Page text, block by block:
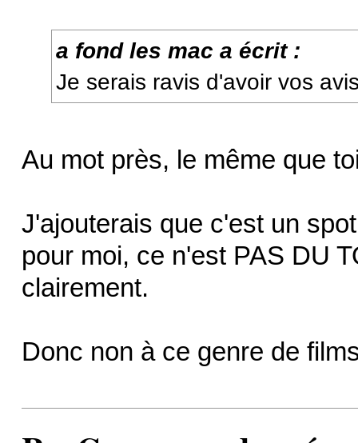
a fond les mac a écrit :
Je serais ravis d'avoir vos
Au mot près, le même que
J'ajouterais que c'est un
pour moi, ce n'est PAS DU
clairement.
Donc non à ce genre de